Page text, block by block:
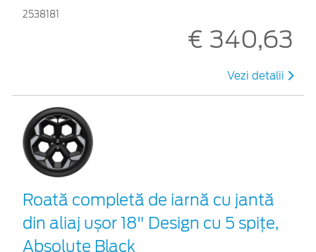
2538181
€ 340,63
Vezi detalii
Roată completă de iarnă cu jantă
din aliaj ușor 18" Design cu 5 spițe,
Absolute Black